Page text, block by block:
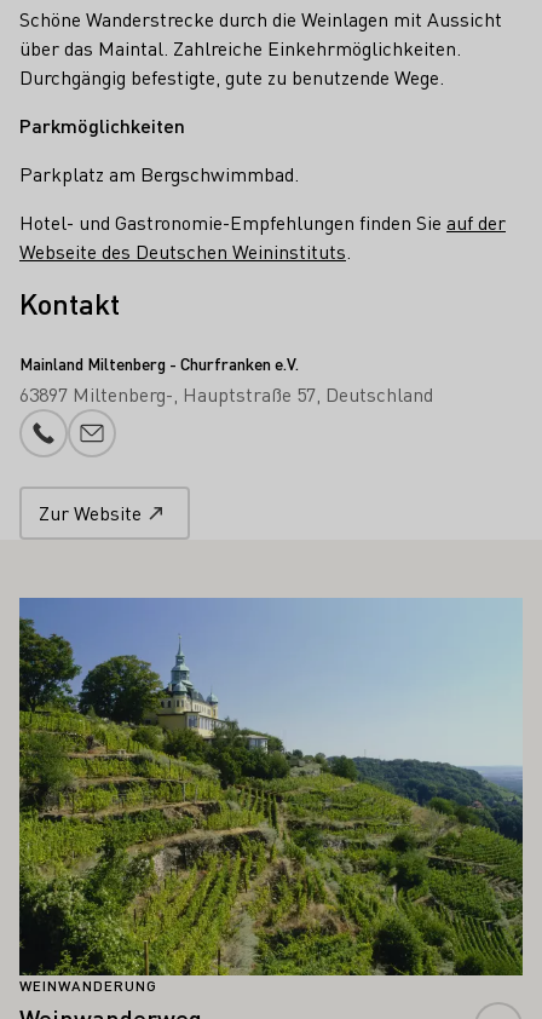
Schöne Wanderstrecke durch die Weinlagen mit Aussicht
über das Maintal. Zahlreiche Einkehrmöglichkeiten.
Durchgängig befestigte, gute zu benutzende Wege.
Parkmöglichkeiten
Parkplatz am Bergschwimmbad.
Hotel- und Gastronomie-Empfehlungen finden Sie auf der
Webseite des Deutschen Weininstituts
Kontakt
Mainland Miltenberg - Churfranken e.V.
63897 Miltenberg- Hauptstraße 57 Deutschland
Telefonnummer
E-Mail-Adresse
Zur Website
INTERESSIEREN
WEINWANDERUNG
Mehr erfahren